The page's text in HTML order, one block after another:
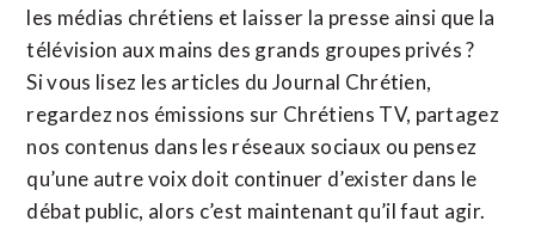
les médias chrétiens et laisser la presse ainsi que la
télévision aux mains des grands groupes privés ?
Si vous lisez les articles du Journal Chrétien,
regardez nos émissions sur Chrétiens TV, partagez
nos contenus dans les réseaux sociaux ou pensez
qu’une autre voix doit continuer d’exister dans le
débat public, alors c’est maintenant qu’il faut agir.